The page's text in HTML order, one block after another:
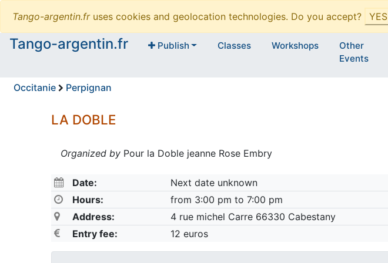
Tango-argentin.fruses cookies and geolocation technologies. Do you accept? YES
Tango-argentin.fr
Publish Classes Workshops
Other
Events
Occitanie Perpignan
LA DOBLE
Organized by Pour la Doble jeanne Rose Embry
Date:
Next date unknown
Hours:
from 3:00 pm to 7:00 pm
Address:
4 rue michel Carre 66330 Cabestany
Entry fee:
12 euros